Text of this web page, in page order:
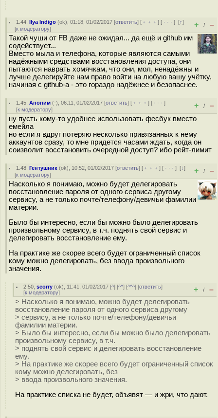
1.44 ,Ilya Indigo (ok), 01:18, 01/02/2017 [ответить] [ ﹢﹢﹢] [ · · ·][↑]
[к модератору] + / –
Такой чуши от FB даже не ожидал... да ещё и github им
содействует...
Вместо мыла и телефона, которые являются самыми
надёжными средствами восстановления доступа, они
пытаются наврать хомячкам, что они, мол, ненадёжны и
лучше делегируйте нам право войти на любую вашу учётку,
начиная с github-а - это гораздо надёжнее и безопаснее.
1.45 ,Аноним (-), 06:11, 01/02/2017 [ответить] [ ﹢﹢﹢] [ · · ·]
[к модератору] + / –
ну пусть кому-то удобнее использовать фесбук вместо
емейла
но если я вдруг потеряю несколько привязанных к нему
аккаунтов сразу, то мне придется часами ждать, когда он
соизволит восстановить очередной доступ? ибо рейт-лимит
1.48 ,Гентушник (ok), 10:52, 01/02/2017 [ответить] [ ﹢﹢﹢] [ · · ·][↓]
[к модератору] + / –
Насколько я понимаю, можно будет делегировать
восстановление пароля от одного сервиса другому
сервису, а не только почте/телефону/девичьи фамилии
материи.
Было бы интересно, если бы можно было делегировать
произвольному сервису, в т.ч. поднять свой сервис и
делегировать восстановление ему.
На практике же скорее всего будет ограниченный список
кому можно делегировать, без ввода произвольного
значения.
2.50 ,scorry (ok), 11:41, 01/02/2017 [^] [^^] [^^^] [ответить]
[к модератору] + / –
> Насколько я понимаю, можно будет делегировать
восстановление пароля от одного сервиса другому
> сервису, а не только почте/телефону/девичьи
фамилии материи.
> Было бы интересно, если бы можно было делегировать
произвольному сервису, в т.ч.
> поднять свой сервис и делегировать восстановление
ему.
> На практике же скорее всего будет ограниченный список
кому можно делегировать, без
> ввода произвольного значения.
На практике списка не будет, объявят — и жри, что дают.